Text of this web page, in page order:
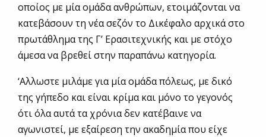
οποίος με μία ομάδα ανθρώπων, ετοιμάζονται να
κατεβάσουν τη νέα σεζόν το Δικέφαλο αρχικά στο
πρωτάθλημα της Γ’ Ερασιτεχνικής και με στόχο
άμεσα να βρεθεί στην παραπάνω κατηγορία.
‘Αλλωστε μιλάμε για μία ομάδα πόλεως, με δικό
της γήπεδο και είναι κρίμα και μόνο το γεγονός
ότι όλα αυτά τα χρόνια δεν κατέβαινε να
αγωνιστεί, με εξαίρεση την ακαδημία που είχε